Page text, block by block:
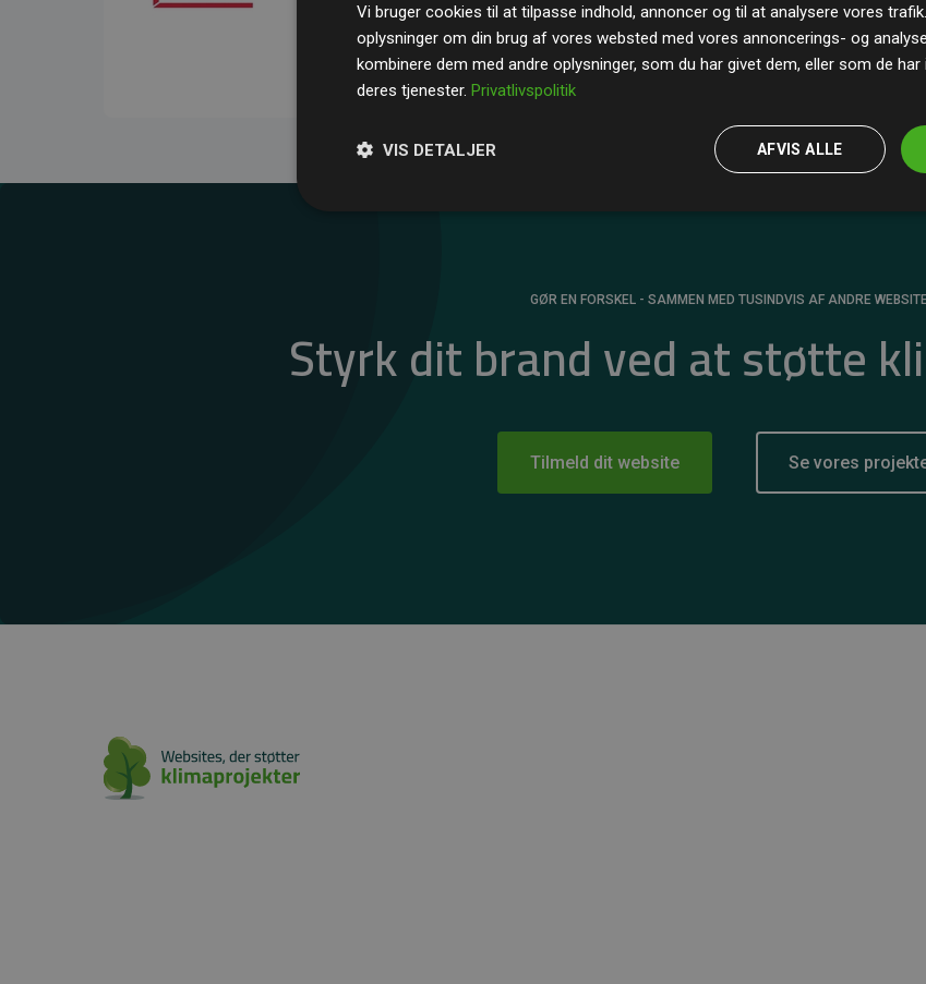
gennemsnit kompenserer for
200% af medlemmernes websites estimerede
CO₂-udledninger .
GØR EN FORSKEL - SAMMEN MED TUSINDVIS AF ANDRE
Styrk dit brand ved at støtte
Tilmeld dit website Se vores
Vi bruger cookies til at tilpasse indhold, annoncer og til at analysere vores
oplysninger om din brug af vores websted med vores annoncerings- og
kombinere dem med andre oplysninger, som du har givet dem, eller som de
deres tjenester. Privatlivspolitik
AFVIS ALLE
VIS DETALJER